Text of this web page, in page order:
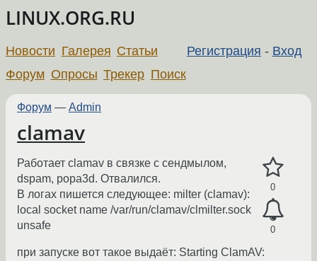
LINUX.ORG.RU
Регистрация - Вход
Новости Галерея Статьи
Форум Опросы Трекер Поиск
Форум — Admin
clamav
0
0
Работает clamav в связке с сендмылом,
dspam, popa3d. Отвалился.
В логах пишется следующее: milter (clamav):
local socket name /var/run/clamav/clmilter.sock
unsafe
при запуске вот такое выдаёт: Starting ClamAV: